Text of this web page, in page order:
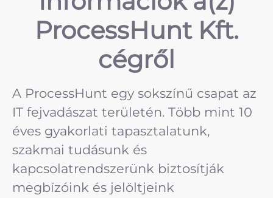
ProcessHunt Kft.
cégről
A ProcessHunt egy sokszínű csapat az
IT fejvadászat területén. Több mint 10
éves gyakorlati tapasztalatunk,
szakmai tudásunk és
kapcsolatrendszerünk biztosítják
megbízóink és jelöltjeink